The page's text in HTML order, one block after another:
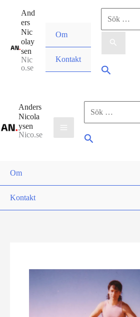
innehåll
And
ers
Nic
olay
sen
Nic
o.se
Om
Kontakt
Sök
efter:
Sök
Anders
Nicola
ysen
Nico.se
Sök
efter:
Sök
Om
Kontakt